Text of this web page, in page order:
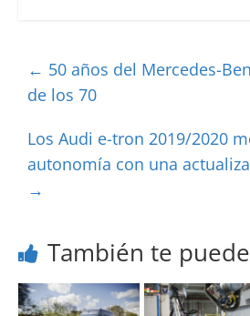
← 50 años del Mercedes-
de los 70
Los Audi e-tron 2019/2020
autonomía con una
→
También te